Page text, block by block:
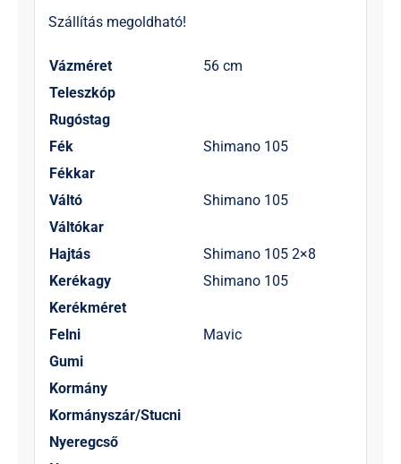
Szállítás megoldható!
Vázméret
56 cm
Teleszkóp
Rugóstag
Fék
Shimano 105
Fékkar
Váltó
Shimano 105
Váltókar
Hajtás
Shimano 105 2×8
Kerékagy
Shimano 105
Kerékméret
Felni
Mavic
Gumi
Kormány
Kormányszár/Stucni
Nyeregcső